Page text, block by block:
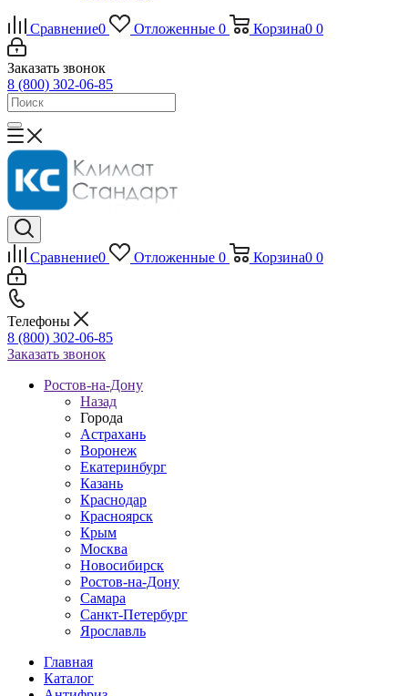
Сравнение0 Отложенные 0 Корзина0 0
Заказать звонок
8 (800) 302-06-85
Сравнение0 Отложенные 0 Корзина0 0
Телефоны
8 (800) 302-06-85
Заказать звонок
Ростов-на-Дону
Назад
Города
Астрахань
Воронеж
Екатеринбург
Казань
Краснодар
Красноярск
Крым
Москва
Новосибирск
Ростов-на-Дону
Самара
Санкт-Петербург
Ярославль
Главная
Каталог